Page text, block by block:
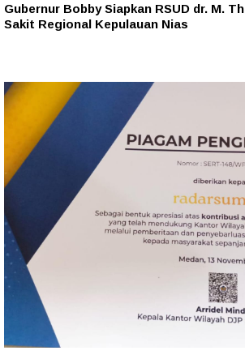
Gubernur Bobby Siapkan RSUD dr. M.
Sakit Regional Kepulauan Nias